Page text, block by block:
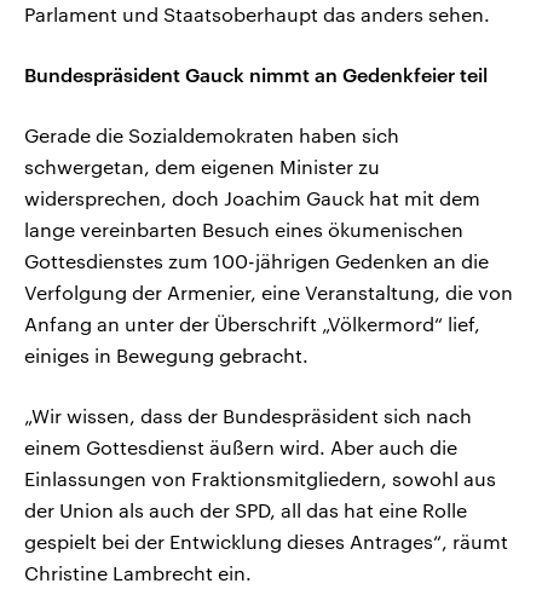
Parlament und Staatsoberhaupt das anders sehen.
Bundespräsident Gauck nimmt an Gedenkfeier teil
Gerade die Sozialdemokraten haben sich
schwergetan, dem eigenen Minister zu
widersprechen, doch Joachim Gauck hat mit dem
lange vereinbarten Besuch eines ökumenischen
Gottesdienstes zum 100-jährigen Gedenken an die
Verfolgung der Armenier, eine Veranstaltung, die von
Anfang an unter der Überschrift „Völkermord“ lief,
einiges in Bewegung gebracht.
„Wir wissen, dass der Bundespräsident sich nach
einem Gottesdienst äußern wird. Aber auch die
Einlassungen von Fraktionsmitgliedern, sowohl aus
der Union als auch der SPD, all das hat eine Rolle
gespielt bei der Entwicklung dieses Antrages“, räumt
Christine Lambrecht ein.